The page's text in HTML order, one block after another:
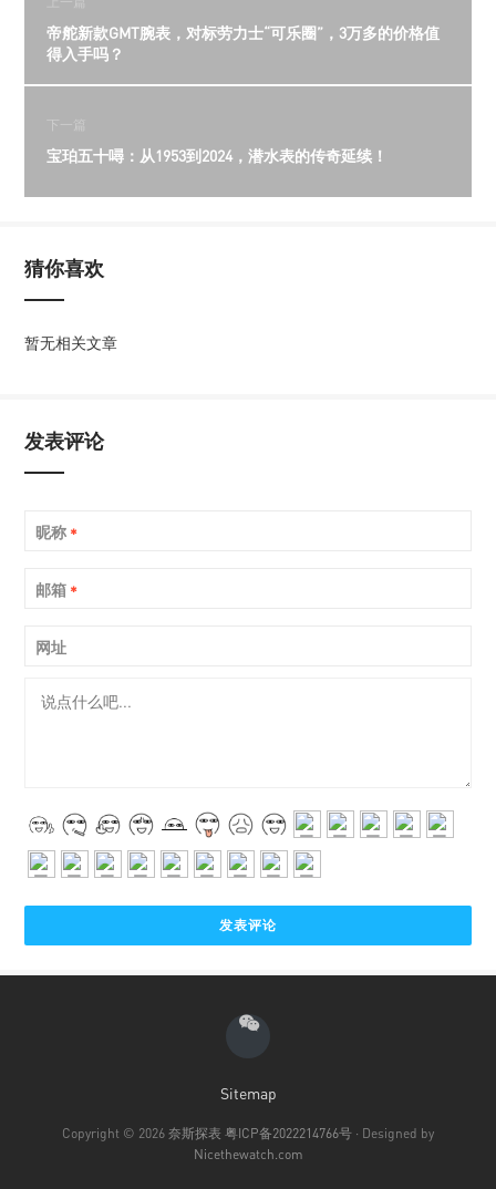
帝舵新款GMT腕表，对标劳力士“可乐圈”，3万多的价格值
得入手吗？
下一篇
宝珀五十噚：从1953到2024，潜水表的传奇延续！
猜你喜欢
暂无相关文章
发表评论
昵称 *
邮箱 *
网址
Sitemap
Copyright © 2026 奈斯探表 粤ICP备2022214766号 · Designed by
Nicethewatch.com